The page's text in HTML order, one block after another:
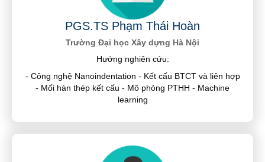
PGS.TS Phạm Thái Hoàn
Trường Đại học Xây dựng Hà Nội
Hướng nghiên cứu:
- Công nghệ Nanoindentation - Kết cấu BTCT và liên hợp
- Mối hàn thép kết cấu - Mô phỏng PTHH - Machine
learning